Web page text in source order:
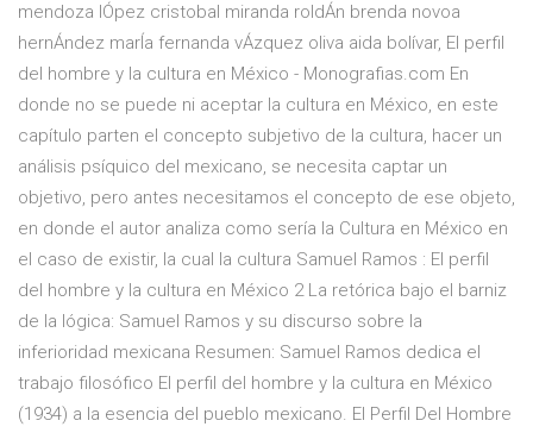
mendoza lÓpez cristobal miranda roldÁn brenda novoa
hernÁndez marÍa fernanda vÁzquez oliva aida bolívar, El perfil
del hombre y la cultura en México - Monografias.com En
donde no se puede ni aceptar la cultura en México, en este
capítulo parten el concepto subjetivo de la cultura, hacer un
análisis psíquico del mexicano, se necesita captar un
objetivo, pero antes necesitamos el concepto de ese objeto,
en donde el autor analiza como sería la Cultura en México en
el caso de existir, la cual la cultura Samuel Ramos : El perfil
del hombre y la cultura en México 2 La retórica bajo el barniz
de la lógica: Samuel Ramos y su discurso sobre la
inferioridad mexicana Resumen: Samuel Ramos dedica el
trabajo filosófico El perfil del hombre y la cultura en México
(1934) a la esencia del pueblo mexicano. El Perfil Del Hombre